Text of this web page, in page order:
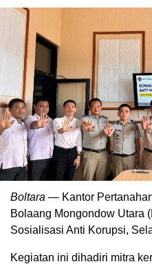
Boltara — Kantor
Bolaang Mongondow Utara
Sosialisasi Anti Korupsi,
Kegiatan ini dihadiri mitra